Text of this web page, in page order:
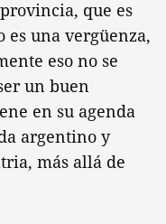
que es
es una vergüenza,
eso no se
un buen
en su agenda
argentino y
más allá de